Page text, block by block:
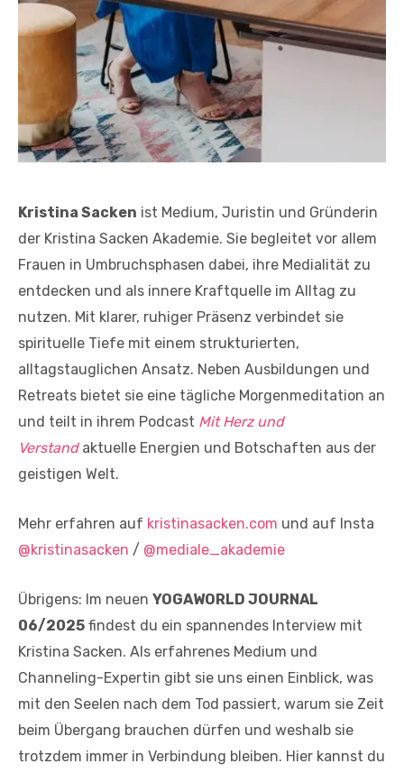
Kristina Sacken ist Medium, Juristin und Gründerin
der Kristina Sacken Akademie. Sie begleitet vor allem
Frauen in Umbruchsphasen dabei, ihre Medialität zu
entdecken und als innere Kraftquelle im Alltag zu
nutzen. Mit klarer, ruhiger Präsenz verbindet sie
spirituelle Tiefe mit einem strukturierten,
alltagstauglichen Ansatz. Neben Ausbildungen und
Retreats bietet sie eine tägliche Morgenmeditation an
und teilt in ihrem Podcast Mit Herz und
Verstandaktuelle Energien und Botschaften aus der
geistigen Welt.
Mehr erfahren auf kristinasacken.com und auf Insta
@kristinasacken / @mediale_akademie
Übrigens: Im neuen YOGAWORLD JOURNAL
06/2025 findest du ein spannendes Interview mit
Kristina Sacken. Als erfahrenes Medium und
Channeling-Expertin gibt sie uns einen Einblick, was
mit den Seelen nach dem Tod passiert, warum sie Zeit
beim Übergang brauchen dürfen und weshalb sie
trotzdem immer in Verbindung bleiben. Hier kannst du